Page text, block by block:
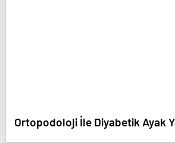
Ortopodoloji İle Diyabetik Ayak